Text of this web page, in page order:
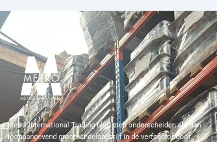
Metro International Trading blijft zich onderscheiden als een
toonaangevend groothandelsbedrijf in de verfsector door